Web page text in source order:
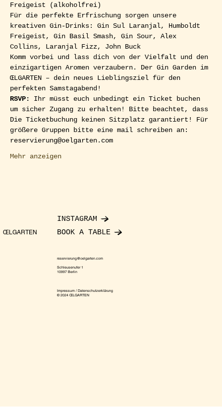
Freigeist (alkoholfrei)
Für die perfekte Erfrischung sorgen unsere
kreativen Gin-Drinks: Gin Sul Laranjal, Humboldt
Freigeist, Gin Basil Smash, Gin Sour, Alex
Collins, Laranjal Fizz, John Buck
Komm vorbei und lass dich von der Vielfalt und den
einzigartigen Aromen verzaubern. Der Gin Garden im
ŒLGARTEN – dein neues Lieblingsziel für den
perfekten Samstagabend!
RSVP: Ihr müsst euch unbedingt ein Ticket buchen
um sicher Zugang zu erhalten! Bitte beachtet, dass
Die Ticketbuchung keinen Sitzplatz garantiert! Für
größere Gruppen bitte eine mail schreiben an:
reservierung@oelgarten.com
Mehr anzeigen
ŒLGARTEN
INSTAGRAM
BOOK A TABLE
reservierung@oelgarten.com
Schleusenufer 1
10997 Berlin
Impressum / Datenschutzerklärung
© 2024 ŒLGARTEN